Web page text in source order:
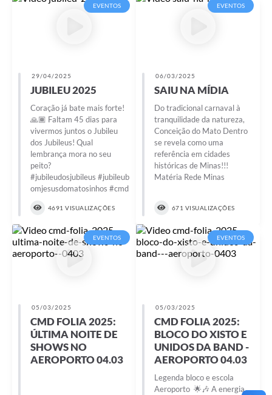
EVENTOS
29/04/2025
JUBILEU 2025
Coração já bate mais forte!
🙏🏾 Faltam 45 dias para
vivermos juntos o Jubileu
dos Jubileus! Qual
lembrança mora no seu
peito?
#jubileudosjubileus #jubileub
omjesusdomatosinhos #cmd
4691 VISUALIZAÇÕES
EVENTOS
06/03/2025
SAIU NA MÍDIA
Do tradicional carnaval à
tranquilidade da natureza,
Conceição do Mato Dentro
se revela como uma
referência em cidades
históricas de Minas!!!
Matéria Rede Minas
671 VISUALIZAÇÕES
EVENTOS
05/03/2025
CMD FOLIA 2025:
ÚLTIMA NOITE DE
SHOWS NO
AEROPORTO 04.03
EVENTOS
05/03/2025
CMD FOLIA 2025:
BLOCO DO XISTO E
UNIDOS DA BAND -
AEROPORTO 04.03
Legenda bloco e escola
Aeroporto 🌟🎶 A energia